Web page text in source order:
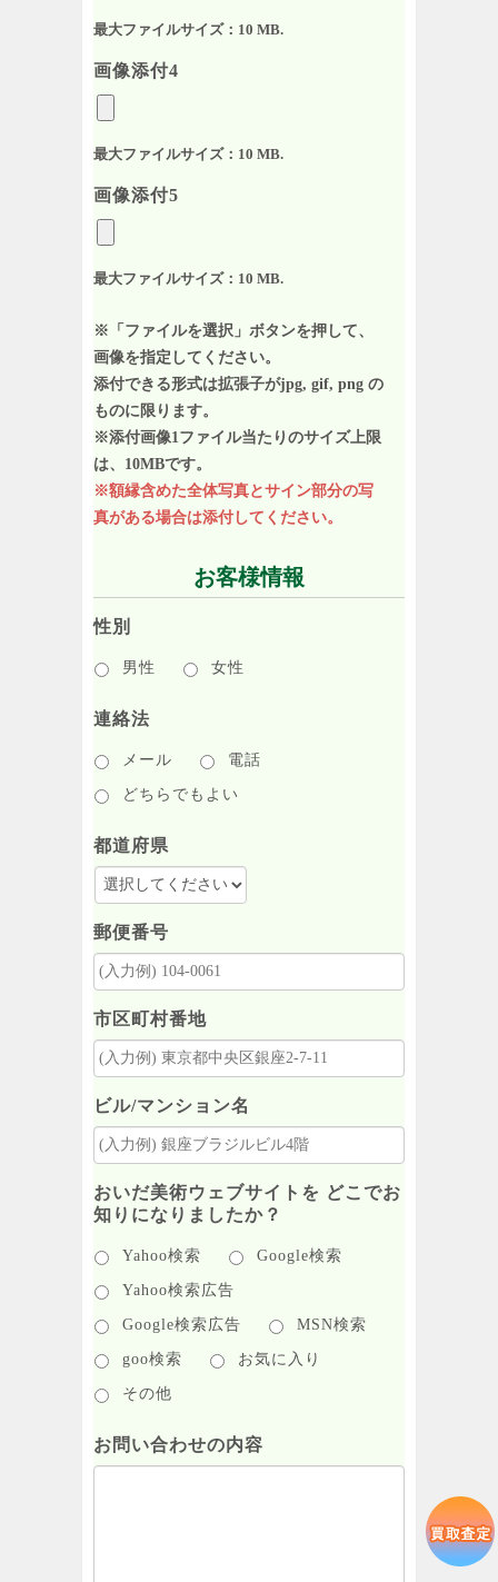
最大ファイルサイズ：10 MB.
画像添付4
最大ファイルサイズ：10 MB.
画像添付5
最大ファイルサイズ：10 MB.
※「ファイルを選択」ボタンを押して、
画像を指定してください。
添付できる形式は拡張子がjpg, gif, png の
ものに限ります。
※添付画像1ファイル当たりのサイズ上限
は、10MBです。
※額縁含めた全体写真とサイン部分の写
真がある場合は添付してください。
お客様情報
性別
男性 女性
連絡法
メール 電話
どちらでもよい
都道府県
郵便番号
市区町村番地
ビル/マンション名
おいだ美術ウェブサイトを どこでお
知りになりましたか？
Yahoo検索 Google検索
Yahoo検索広告
Google検索広告 MSN検索
goo検索 お気に入り
その他
お問い合わせの内容